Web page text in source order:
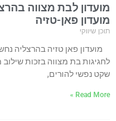
מועדון לבת מצווה
מועדון פאן-טזיה
תוכן שיווקי
מועדון פאן טזיה בהרצליה
לחגיגות בת מצווה בזכות
שקט נפשי להורים,
Read More »